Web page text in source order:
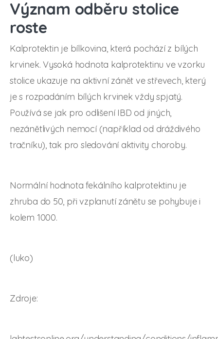
Význam odběru stolice
roste
Kalprotektin je bílkovina, která pochází z bílých
krvinek. Vysoká hodnota kalprotektinu ve vzorku
stolice ukazuje na aktivní zánět ve střevech, který
je s rozpadáním bílých krvinek vždy spjatý.
Používá se jak pro odlišení IBD od jiných,
nezánětlivých nemocí (například od dráždivého
tračníku), tak pro sledování aktivity choroby.
Normální hodnota fekálního kalprotektinu je
zhruba do 50, při vzplanutí zánětu se pohybuje i
kolem 1000.
(luko)
Zdroje: